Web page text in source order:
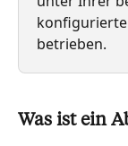
betrieben.
Was ist ein